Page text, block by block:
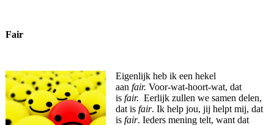
Fair
Eigenlijk heb ik een hekel
aanfair. Voor-wat-hoort-wat, dat
isfair. Eerlijk zullen we samen delen,
dat isfair. Ik help jou, jij helpt mij, dat
isfair. Ieders mening telt, want dat